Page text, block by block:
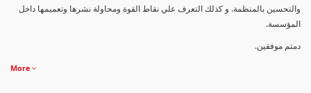
والتحسين بالمنظمة. و كذلك التعرف علي نقاط القوة ومحاولة نشرها وتعميمها داخل
المؤسسة.
دمتم موفقين.
More